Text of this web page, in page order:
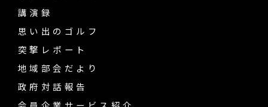
講演録
思い出のゴルフ
突撃レポート
地域部会だより
政府対話報告